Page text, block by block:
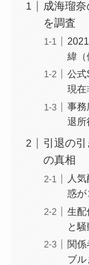
成海瑠
を調査
緯（
公式
現在
事務
退所
引退の
の真相
人
惑が
生配
と
関係
ブル